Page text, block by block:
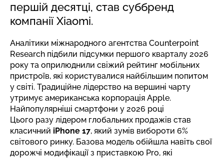
першій десятці, став суббренд
компанії Xiaomi.
Аналітики міжнародного агентства Counterpoint
Research підбили підсумки першого кварталу 2026
року та оприлюднили свіжий рейтинг мобільних
пристроїв, які користувалися найбільшим попитом
у світі. Традиційне лідерство на вершині чарту
утримує американська корпорація Apple.
Найпопулярніші смартфони у 2026 році
Цього разу лідером глобальних продажів став
класичний iPhone 17, який зумів вибороти 6%
світового ринку. Базова модель обійшла навіть свої
дорожчі модифікації з приставкою Pro, які